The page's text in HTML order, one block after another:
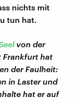
nichts mit
tun hat.
von der
Frankfurt hat
der Faulheit:
in Laster und
hat er auf